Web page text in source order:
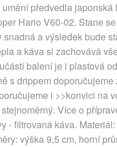
předvedla
Hario V60-02. Stane
snadná a výsledek bude
a káva si zachovává
balení je i plastová
s drippem
i >>konvici na
Více o
- filtrovaná káva.
výška 9,5 cm, horní